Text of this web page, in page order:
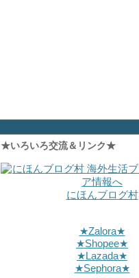
★いろいろ交流＆リンク★
にほんブログ村
★Zalora★
★Shopee★
★Lazada★
★Sephora★